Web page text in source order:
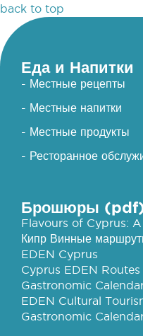
back to top
Еда и Напитки
- Местные рецепты
- Местные напитки
- Местные продукты
- Ресторанное
Брошюры
Flavours of Cyprus:
Кипр Винные
EDEN Cyprus
Cyprus EDEN Routes
Gastronomic
EDEN Cultural
Gastronomic